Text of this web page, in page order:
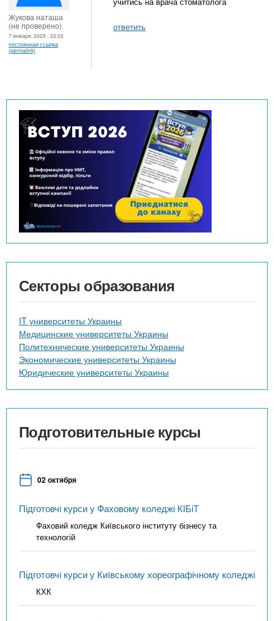
Жукова наташа
(не проверено)
7 января, 2025 - 22:02
постоянная ссылка
(permalink)
ответить
Секторы образования
IT университеты Украины
Медицинские университеты Украины
Политехнические университеты Украины
Экономические университеты Украины
Юридические университеты Украины
Подготовительные курсы
02 октября
Підготовчі курси у Фаховому коледжі КІБіТ
Фаховий коледж Київського інституту бізнесу та
технологій
Підготовчі курси у Київському хореографічному коледжі
КХК